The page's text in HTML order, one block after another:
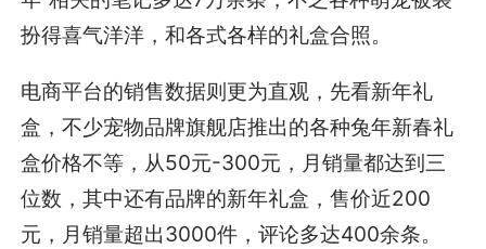
扮得喜气洋洋，和各式各样的礼盒合照。
电商平台的销售数据则更为直观，先看新年礼
盒，不少宠物品牌旗舰店推出的各种兔年新春礼
盒价格不等，从50元-300元，月销量都达到三
位数，其中还有品牌的新年礼盒，售价近200
元，月销量超出3000件，评论多达400余条。